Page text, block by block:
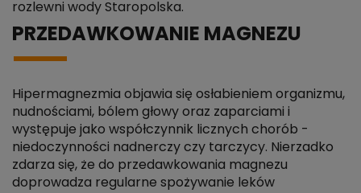
rozlewni wody Staropolska.
PRZEDAWKOWANIE MAGNEZU
Hipermagnezmia objawia się osłabieniem organizmu,
nudnościami, bólem głowy oraz zaparciami i
występuje jako współczynnik licznych chorób -
niedoczynności nadnerczy czy tarczycy. Nierzadko
zdarza się, że do przedawkowania magnezu
doprowadza regularne spożywanie leków